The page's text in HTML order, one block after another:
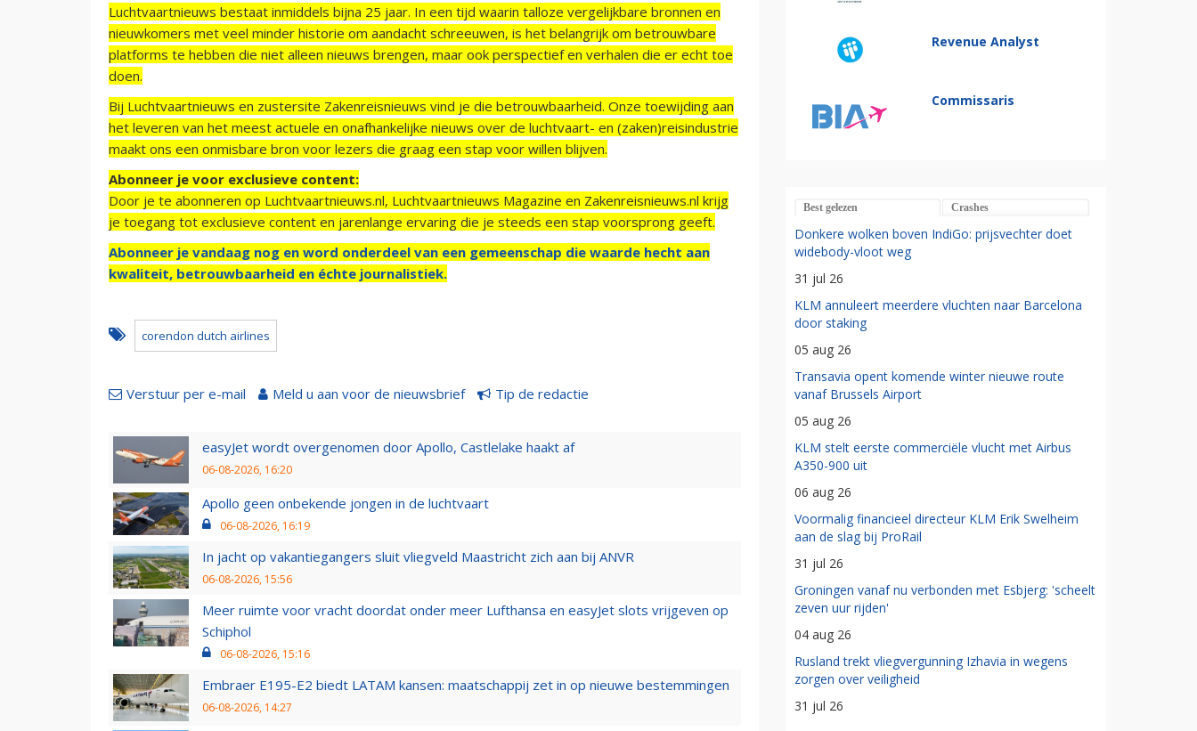
Luchtvaartnieuws bestaat inmiddels bijna 25 jaar. In een tijd waarin talloze vergelijkbare bronnen en
nieuwkomers met veel minder historie om aandacht schreeuwen, is het belangrijk om betrouwbare
platforms te hebben die niet alleen nieuws brengen, maar ook perspectief en verhalen die er echt toe
doen.
Bij Luchtvaartnieuws en zustersite Zakenreisnieuws vind je die betrouwbaarheid. Onze toewijding aan
het leveren van het meest actuele en onafhankelijke nieuws over de luchtvaart- en (zaken)reisindustrie
maakt ons een onmisbare bron voor lezers die graag een stap voor willen blijven.
Abonneer je voor exclusieve content:
Door je te abonneren op Luchtvaartnieuws.nl, Luchtvaartnieuws Magazine en Zakenreisnieuws.nl krijg
je toegang tot exclusieve content en jarenlange ervaring die je steeds een stap voorsprong geeft.
Abonneer je vandaag nog en word onderdeel van een gemeenschap die waarde hecht aan
kwaliteit, betrouwbaarheid en échte journalistiek.
corendon dutch airlines
Verstuur per e-mail Meld u aan voor de nieuwsbrief Tip de redactie
easyJet wordt overgenomen door Apollo, Castlelake haakt af
06-08-2026, 16:20
Apollo geen onbekende jongen in de luchtvaart
06-08-2026, 16:19
In jacht op vakantiegangers sluit vliegveld Maastricht zich aan bij ANVR
06-08-2026, 15:56
Meer ruimte voor vracht doordat onder meer Lufthansa en easyJet slots vrijgeven op
Schiphol
06-08-2026, 15:16
Embraer E195-E2 biedt LATAM kansen: maatschappij zet in op nieuwe bestemmingen
06-08-2026, 14:27
Revenue Analyst
Commissaris
Best gelezen Crashes
Donkere wolken boven IndiGo: prijsvechter doet
widebody-vloot weg
31 jul 26
KLM annuleert meerdere vluchten naar Barcelona
door staking
05 aug 26
Transavia opent komende winter nieuwe route
vanaf Brussels Airport
05 aug 26
KLM stelt eerste commerciële vlucht met Airbus
A350-900 uit
06 aug 26
Voormalig financieel directeur KLM Erik Swelheim
aan de slag bij ProRail
31 jul 26
Groningen vanaf nu verbonden met Esbjerg: 'scheelt
zeven uur rijden'
04 aug 26
Rusland trekt vliegvergunning Izhavia in wegens
zorgen over veiligheid
31 jul 26